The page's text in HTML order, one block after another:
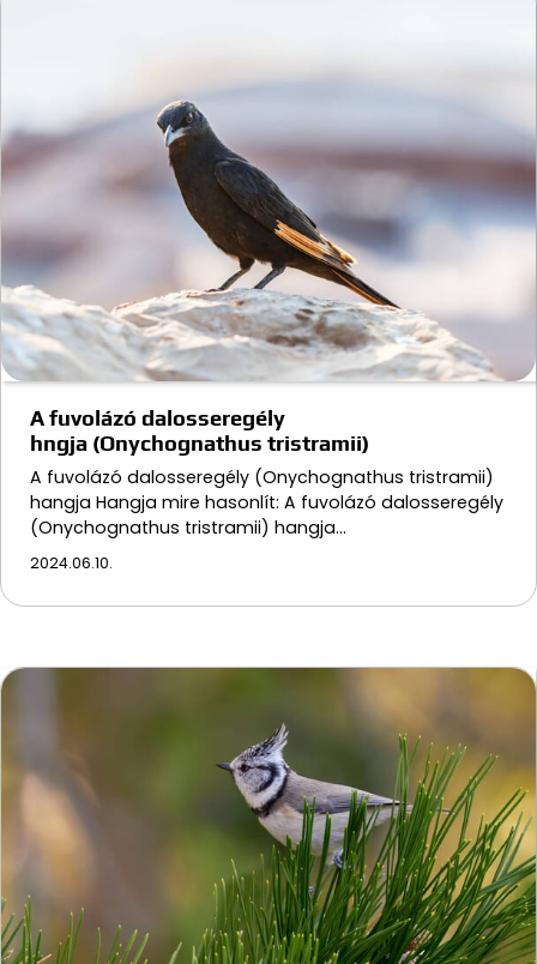
A fuvolázó dalosseregély
hngja (Onychognathus tristramii)
A fuvolázó dalosseregély (Onychognathus tristramii)
hangja Hangja mire hasonlít: A fuvolázó dalosseregély
(Onychognathus tristramii) hangja…
2024.06.10.